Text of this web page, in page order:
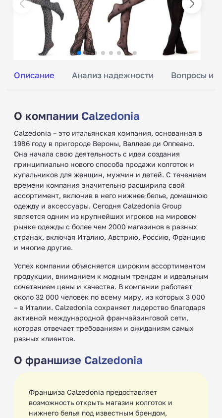
Описание Анализ надежности Вопросы и
О компании Calzedonia
Calzedonia – это итальянская компания, основанная в
1986 году в пригороде Вероны, Валлезе ди Оппеано.
Она начала свою деятельность с идеи создания
принципиально нового способа продажи колготок и
купальников для женщин, мужчин и детей. С течением
времени компания значительно расширила свой
ассортимент, включив в него нижнее белье, домашнюю
одежду и аксессуары. Сегодня Calzedonia Group
является одним из крупнейших игроков на мировом
рынке одежды с более чем 2000 магазинов в разных
странах, включая Италию, Австрию, Россию, Францию
и многие другие.
Успех компании объясняется широким ассортиментом
продукции, вниманием к модным трендам и идеальным
сочетанием цены и качества. В компании работает
около 32 000 человек по всему миру, из которых 3 000
– в Италии. Calzedonia сохраняет лидерство благодаря
активной международной франчайзинговой сети,
которая отвечает требованиям и ожиданиям самых
разных клиентов.
О франшизе Calzedonia
Франшиза Calzedonia предоставляет
возможность открыть магазин колготок и
нижнего белья под известным брендом,